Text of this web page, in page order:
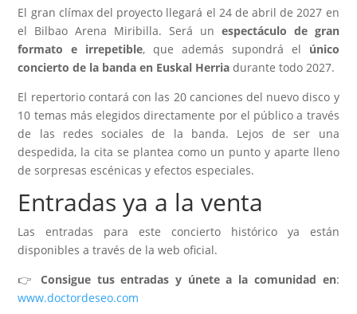
El gran clímax del proyecto llegará el 24 de abril de 2027 en
el Bilbao Arena Miribilla. Será un espectáculo de gran
formato e irrepetible, que además supondrá el único
concierto de la banda en Euskal Herria durante todo 2027.
El repertorio contará con las 20 canciones del nuevo disco y
10 temas más elegidos directamente por el público a través
de las redes sociales de la banda. Lejos de ser una
despedida, la cita se plantea como un punto y aparte lleno
de sorpresas escénicas y efectos especiales.
Entradas ya a la venta
Las entradas para este concierto histórico ya están
disponibles a través de la web oficial.
👉 Consigue tus entradas y únete a la comunidad en:
www.doctordeseo.com